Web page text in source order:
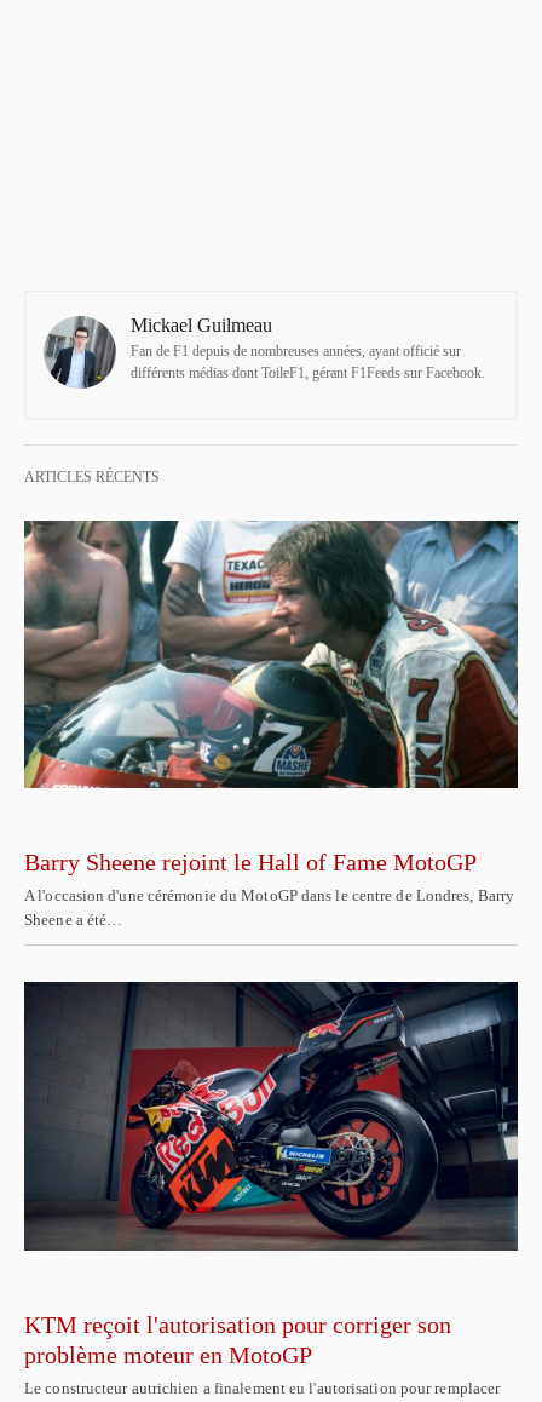
Mickael Guilmeau
Fan de F1 depuis de nombreuses années, ayant officié sur
différents médias dont ToileF1, gérant F1Feeds sur Facebook.
ARTICLES RÉCENTS
Barry Sheene rejoint le Hall of Fame MotoGP
A l'occasion d'une cérémonie du MotoGP dans le centre de Londres, Barry
Sheene a été…
KTM reçoit l'autorisation pour corriger son
problème moteur en MotoGP
Le constructeur autrichien a finalement eu l'autorisation pour remplacer